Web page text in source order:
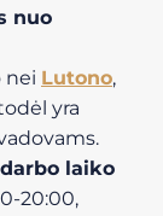
nuo
nei Lutono,
yra
laiko
20:00,